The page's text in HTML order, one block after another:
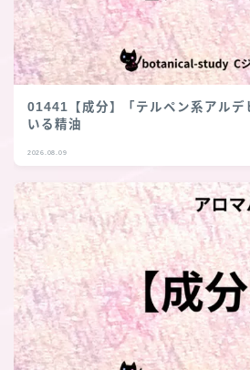
01441【成分】「テルペン系アルデ
いる精油
2026.08.09